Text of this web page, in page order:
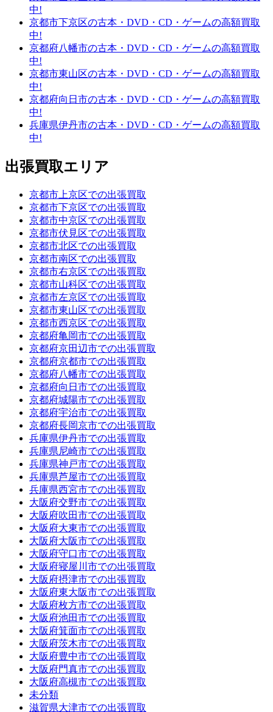
中!
京都市下京区の古本・DVD・CD・ゲームの高額買取
中!
京都府八幡市の古本・DVD・CD・ゲームの高額買取
中!
京都市東山区の古本・DVD・CD・ゲームの高額買取
中!
京都府向日市の古本・DVD・CD・ゲームの高額買取
中!
兵庫県伊丹市の古本・DVD・CD・ゲームの高額買取
中!
出張買取エリア
京都市上京区での出張買取
京都市下京区での出張買取
京都市中京区での出張買取
京都市伏見区での出張買取
京都市北区での出張買取
京都市南区での出張買取
京都市右京区での出張買取
京都市山科区での出張買取
京都市左京区での出張買取
京都市東山区での出張買取
京都市西京区での出張買取
京都府亀岡市での出張買取
京都府京田辺市での出張買取
京都府京都市での出張買取
京都府八幡市での出張買取
京都府向日市での出張買取
京都府城陽市での出張買取
京都府宇治市での出張買取
京都府長岡京市での出張買取
兵庫県伊丹市での出張買取
兵庫県尼崎市での出張買取
兵庫県神戸市での出張買取
兵庫県芦屋市での出張買取
兵庫県西宮市での出張買取
大阪府交野市での出張買取
大阪府吹田市での出張買取
大阪府大東市での出張買取
大阪府大阪市での出張買取
大阪府守口市での出張買取
大阪府寝屋川市での出張買取
大阪府摂津市での出張買取
大阪府東大阪市での出張買取
大阪府枚方市での出張買取
大阪府池田市での出張買取
大阪府箕面市での出張買取
大阪府茨木市での出張買取
大阪府豊中市での出張買取
大阪府門真市での出張買取
大阪府高槻市での出張買取
未分類
滋賀県大津市での出張買取